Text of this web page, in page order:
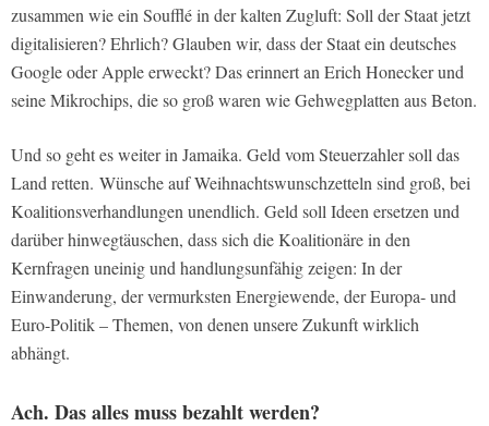
zusammen wie einSouffléin der kalten Zugluft: Soll der Staat jetzt
digitalisieren? Ehrlich? Glauben wir, dass der Staat ein deutsches
Google oder Apple erweckt? Das erinnert an Erich Honecker und
seine Mikrochips, die so groß waren wie Gehwegplatten aus Beton.
Und so geht es weiter in Jamaika. Geld vom Steuerzahler soll das
Land retten. Wünsche auf Weihnachtswunschzetteln sind groß, bei
Koalitionsverhandlungen unendlich. Geld soll Ideen ersetzen und
darüber hinwegtäuschen, dass sich die Koalitionäre in den
Kernfragen uneinig und handlungsunfähig zeigen: In der
Einwanderung, der vermurksten Energiewende, der Europa- und
Euro-Politik – Themen, von denen unsere Zukunft wirklich
abhängt.
Ach. Das alles muss bezahlt werden?